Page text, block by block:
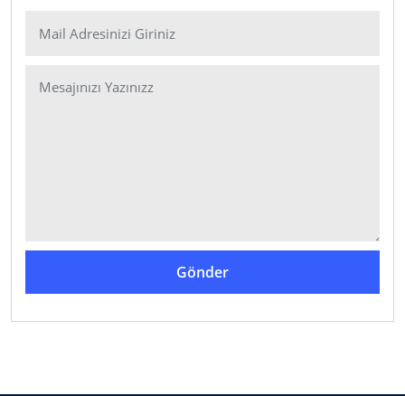
Gönder